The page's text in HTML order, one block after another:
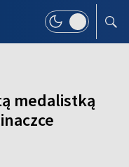
medalistką